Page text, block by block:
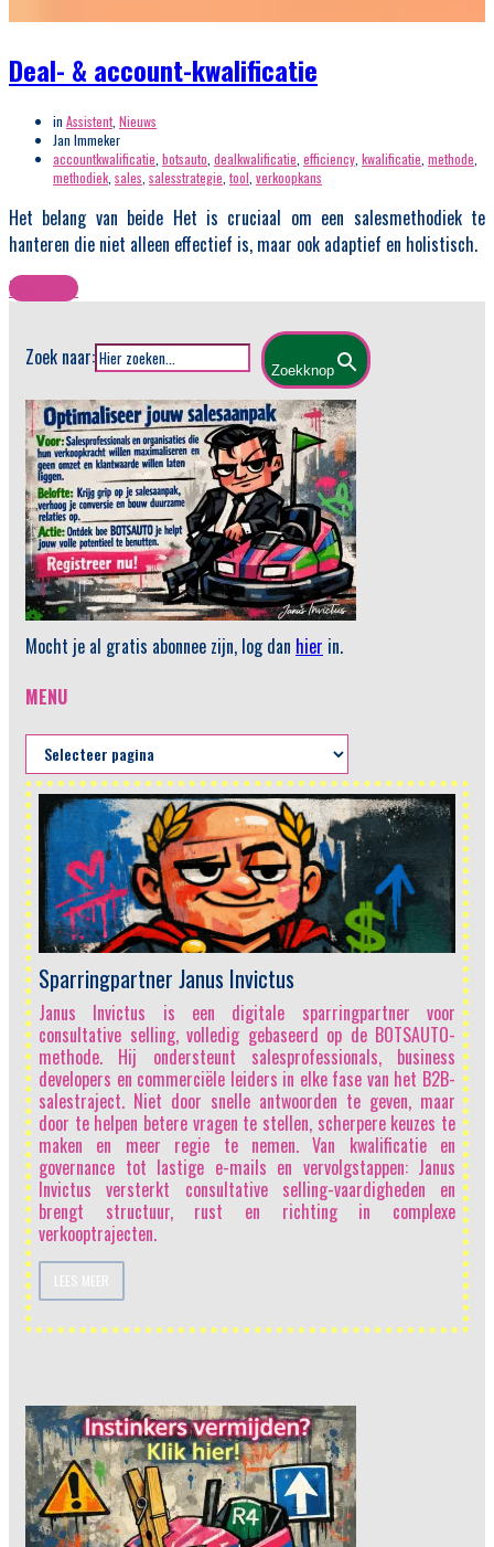
Deal- & account-kwalificatie
in Assistent, Nieuws
Jan Immeker
accountkwalificatie botsauto dealkwalificatie efficiency kwalificatie methode
methodiek sales salesstrategie tool verkoopkans
Het belang van beide Het is cruciaal om een salesmethodiek te
hanteren die niet alleen effectief is, maar ook adaptief en holistisch.
Lees meer
Zoek naar: Zoekknop
Mocht je al gratis abonnee zijn, log dan hier in.
MENU
Menu
Sparringpartner Janus Invictus
Janus Invictus is een digitale sparringpartner voor
consultative selling, volledig gebaseerd op de BOTSAUTO-
methode. Hij ondersteunt salesprofessionals, business
developers en commerciële leiders in elke fase van het B2B-
salestraject. Niet door snelle antwoorden te geven, maar
door te helpen betere vragen te stellen, scherpere keuzes te
maken en meer regie te nemen. Van kwalificatie en
governance tot lastige e-mails en vervolgstappen: Janus
Invictus versterkt consultative selling-vaardigheden en
brengt structuur, rust en richting in complexe
verkooptrajecten.
LEES MEER